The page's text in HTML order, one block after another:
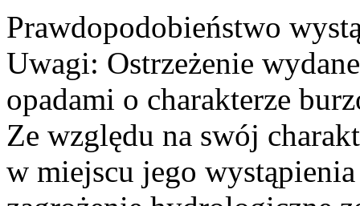
Prawdopodobieństwo
Uwagi: Ostrzeżenie
opadami o charakterze
Ze względu na swój
w miejscu jego